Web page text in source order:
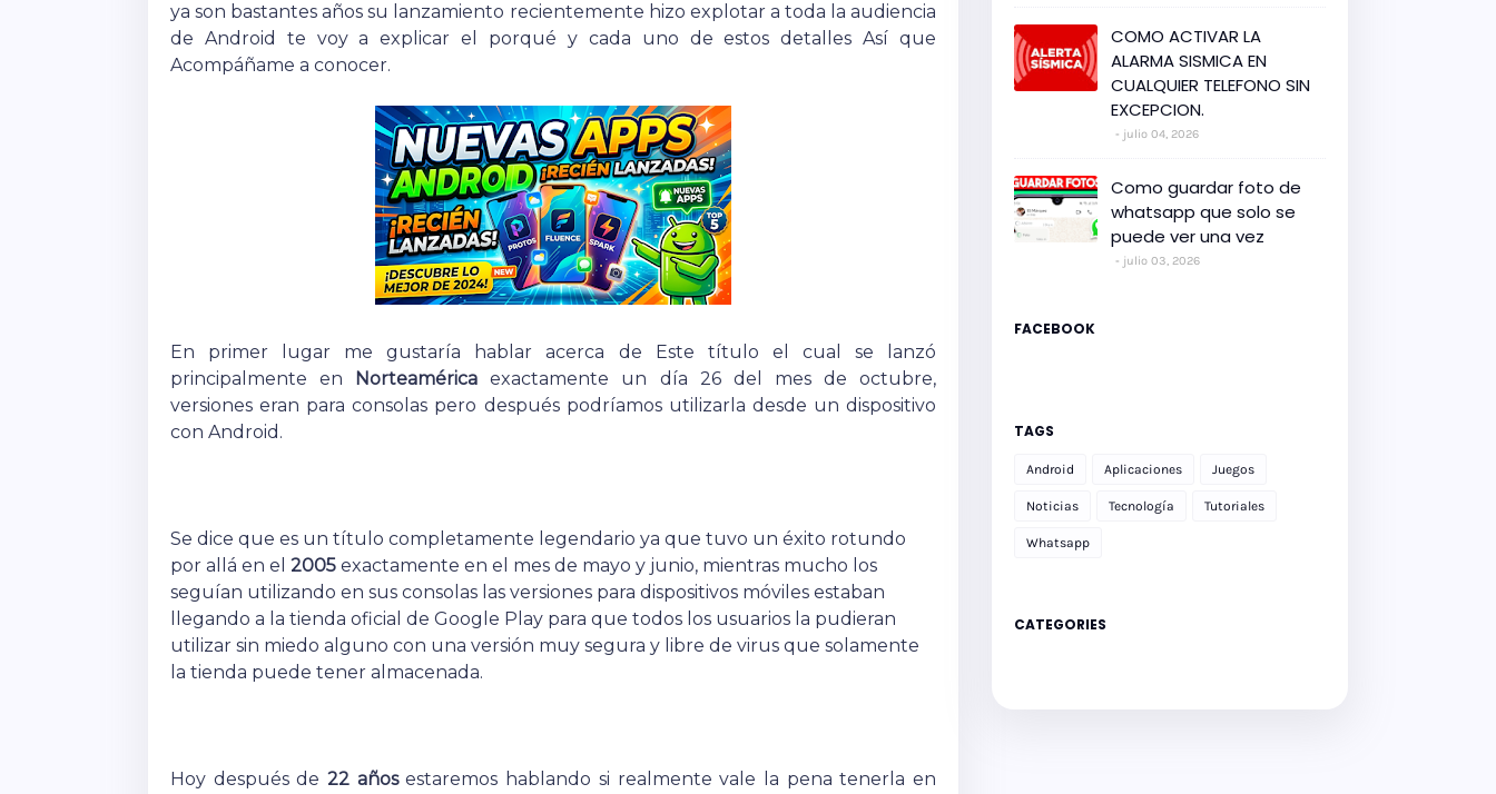
ya son bastantes años su lanzamiento recientemente hizo explotar a toda la audiencia
de Android te voy a explicar el porqué y cada uno de estos detalles Así que
Acompáñame a conocer.
En primer lugar me gustaría hablar acerca de Este título el cual se lanzó
principalmente en Norteamérica exactamente un día 26 del mes de octubre,
versiones eran para consolas pero después podríamos utilizarla desde un dispositivo
con Android.
Se dice que es un título completamente legendario ya que tuvo un éxito rotundo
por allá en el 2005 exactamente en el mes de mayo y junio, mientras mucho los
seguían utilizando en sus consolas las versiones para dispositivos móviles estaban
llegando a la tienda oficial de Google Play para que todos los usuarios la pudieran
utilizar sin miedo alguno con una versión muy segura y libre de virus que solamente
la tienda puede tener almacenada.
Hoy después de22 añosestaremos hablando si realmente vale la pena tenerla en
COMO ACTIVAR LA
ALARMA SISMICA EN
CUALQUIER TELEFONO SIN
EXCEPCION.
julio 04, 2026
Como guardar foto de
whatsapp que solo se
puede ver una vez
julio 03, 2026
FACEBOOK
TAGS
Android Aplicaciones Juegos
Noticias Tecnología Tutoriales
Whatsapp
CATEGORIES